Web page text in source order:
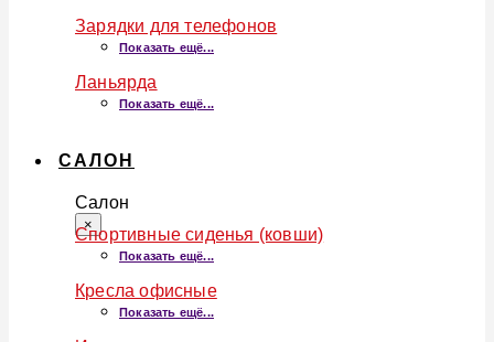
Зарядки для телефонов
Показать ещё...
Ланьярда
Показать ещё...
САЛОН
Салон
×
Спортивные сиденья (ковши)
Показать ещё...
Кресла офисные
Показать ещё...